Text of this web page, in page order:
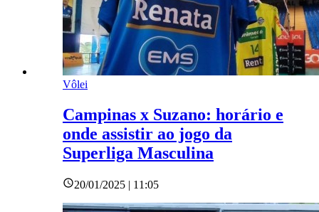
Vôlei
Campinas x Suzano: horário e
onde assistir ao jogo da
Superliga Masculina
20/01/2025 | 11:05